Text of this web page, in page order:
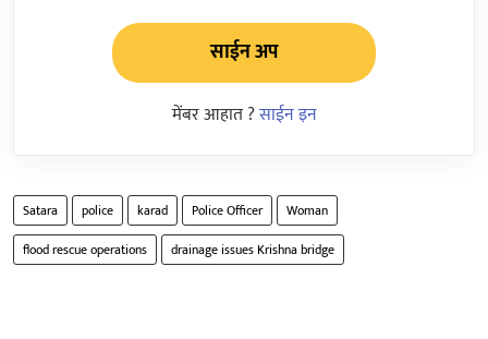
साईन अप
मेंबर आहात ?साईन इन
Satara police karad Police Officer
Woman
flood rescue operations
drainage issues Krishna bridge